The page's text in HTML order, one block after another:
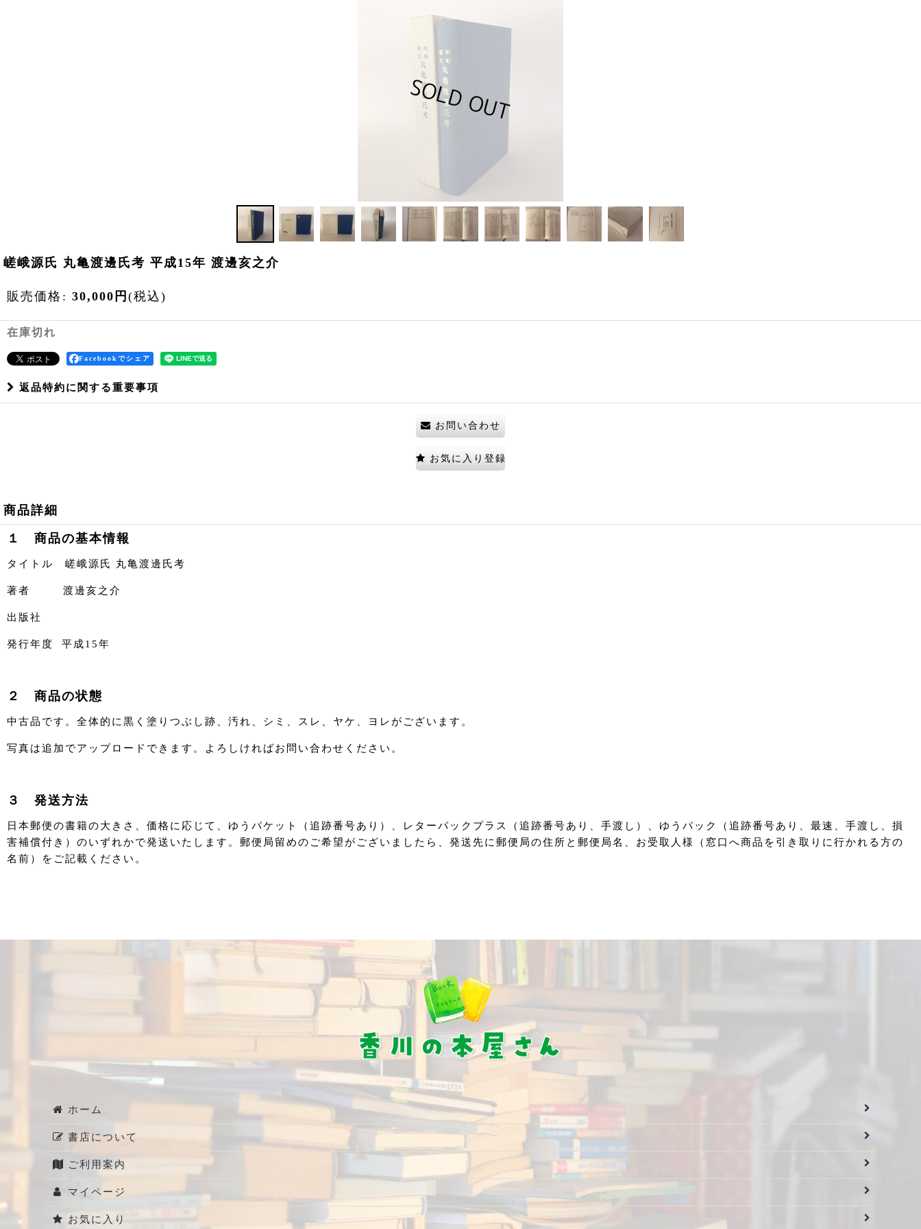
嵯峨源氏 丸亀渡邊氏考 平成15年 渡邊亥之介
販売価格 : 30,000 円 (税込)
在庫切れ
Facebookでシェア
返品特約に関する重要事項
お問い合わせ
お気に入り登録
商品詳細
１ 商品の基本情報
タイトル 嵯峨源氏 丸亀渡邊氏考
著者 渡邊亥之介
出版社
発行年度 平成15年
２ 商品の状態
中古品です。全体的に黒く塗りつぶし跡、汚れ、シミ、スレ、ヤケ、ヨレがございます。
写真は追加でアップロードできます。よろしければお問い合わせください。
３ 発送方法
日本郵便の書籍の大きさ、価格に応じて、ゆうパケット（追跡番号あり）、レターパックプラス（追跡番号あり、手渡し）、ゆうパック（追跡番号あり、最速、手渡し、損
害補償付き）のいずれかで発送いたします。郵便局留めのご希望がございましたら、発送先に郵便局の住所と郵便局名、お受取人様（窓口へ商品を引き取りに行かれる方の
名前）をご記載ください。
ホーム
書店について
ご利用案内
マイページ
お気に入り